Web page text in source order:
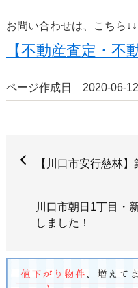
お問い合わせは、こちら
【不動産査定・不
ページ作成日 2020-06-12
【川口市安行慈林
川口市朝日1丁目・
しました！